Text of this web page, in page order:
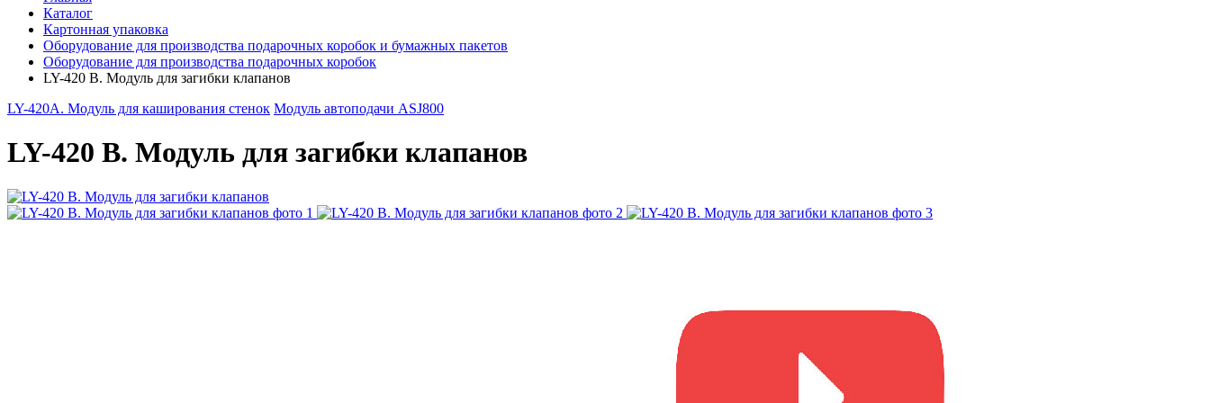
Каталог
Картонная упаковка
Оборудование для производства подарочных коробок и бумажных пакетов
Оборудование для производства подарочных коробок
LY-420 B. Модуль для загибки клапанов
LY-420А. Модуль для каширования стенок Модуль автоподачи ASJ800
LY-420 B. Модуль для загибки клапанов